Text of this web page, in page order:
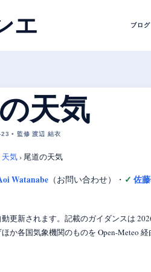
エ ブログ
天気
• 監修 渡辺 結衣
天気› 尾道の天気
Watanabe （お問い合わせ） ・ 佐
更新されます。記載のガイダンスは
か各国気象機関のものを Open-Meteo 経